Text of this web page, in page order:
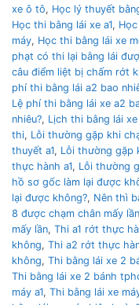
xe ô tô, Học lý thuyết
Học thi bằng lái xe a1,
máy, Học thi bằng lái xe
phạt có thi lại bằng lái
câu điểm liệt bị chấm rớt
phí thi bằng lái a2 bao
Lệ phí thi bằng lái xe a2
nhiêu?, Lịch thi bằng lái
thi, Lỗi thường gặp khi
thuyết a1, Lỗi thường gặp
thực hành a1, Lỗi thường
hồ sơ gốc làm lại được
lại được không?, Nên thì
8 được chạm chân mấy lần
mấy lần, Thi a1 rớt thực
không, Thi a2 rớt thực
không, Thi bằng lái xe 2
Thi bằng lái xe 2 bánh
máy a1, Thi bằng lái xe